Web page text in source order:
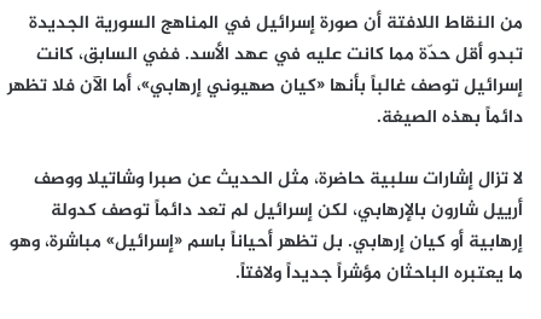
من النقاط اللافتة أن صورة إسرائيل في المناهج السورية الجديدة
تبدو أقل حدّة مما كانت عليه في عهد الأسد. ففي السابق، كانت
إسرائيل توصف غالباً بأنها «كيان صهيوني إرهابي»، أما الآن فلا تظهر
دائماً بهذه الصيغة.
لا تزال إشارات سلبية حاضرة، مثل الحديث عن صبرا وشاتيلا ووصف
أرييل شارون بالإرهابي، لكن إسرائيل لم تعد دائماً توصف كدولة
إرهابية أو كيان إرهابي. بل تظهر أحياناً باسم «إسرائيل» مباشرة، وهو
ما يعتبره الباحثان مؤشراً جديداً ولافتاً.